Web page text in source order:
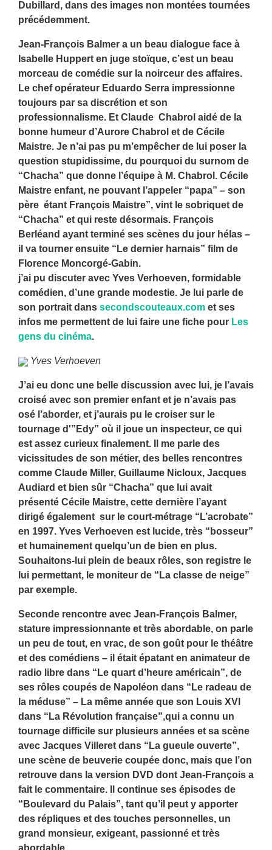
Dubillard, dans des images non montées tournées
précédemment.
Jean-François Balmer a un beau dialogue face à
Isabelle Huppert en juge stoïque, c’est un beau
morceau de comédie sur la noirceur des affaires.
Le chef opérateur Eduardo Serra impressionne
toujours par sa discrétion et son
professionnalisme. Et Claude Chabrol aidé de la
bonne humeur d’Aurore Chabrol et de Cécile
Maistre. Je n’ai pas pu m’empêcher de lui poser la
question stupidissime, du pourquoi du surnom de
“Chacha” que donne l’équipe à M. Chabrol. Cécile
Maistre enfant, ne pouvant l’appeler “papa” – son
père étant François Maistre”, vint le sobriquet de
“Chacha” et qui reste désormais. François
Berléand ayant terminé ses scènes du jour hélas –
il va tourner ensuite “Le dernier harnais” film de
Florence Moncorgé-Gabin.
j’ai pu discuter avec Yves Verhoeven, formidable
comédien, d’une grande modestie. Je lui parle de
son portrait dans secondscouteaux.com et ses
infos me permettent de lui faire une fiche pour Les
gens du cinéma.
Yves Verhoeven
J’ai eu donc une belle discussion avec lui, je l’avais
croisé avec son premier enfant et je n’avais pas
osé l’aborder, et j’aurais pu le croiser sur le
tournage d'”Edy” où il joue un inspecteur, ce qui
est assez curieux finalement. Il me parle des
vicissitudes de son métier, des belles rencontres
comme Claude Miller, Guillaume Nicloux, Jacques
Audiard et bien sûr “Chacha” que lui avait
présenté Cécile Maistre, cette dernière l’ayant
dirigé également sur le court-métrage “L’acrobate”
en 1997. Yves Verhoeven est lucide, très “bosseur”
et humainement quelqu’un de bien en plus.
Souhaitons-lui plein de beaux rôles, son registre le
lui permettant, le moniteur de “La classe de neige”
par exemple.
Seconde rencontre avec Jean-François Balmer,
stature impressionnante et très abordable, on parle
un peu de tout, en vrac, de son goût pour le théâtre
et des comédiens – il était épatant en animateur de
radio libre dans “Le quart d’heure américain”, de
ses rôles coupés de Napoléon dans “Le radeau de
la méduse” – La même année que son Louis XVI
dans “La Révolution française”,qui a connu un
tournage difficile sur plusieurs années et sa scène
avec Jacques Villeret dans “La gueule ouverte”,
une scène de beuverie coupée donc, mais que l’on
retrouve dans la version DVD dont Jean-François a
fait le commentaire. Il continue ses épisodes de
“Boulevard du Palais”, tant qu’il peut y apporter
des répliques et des touches personnelles, un
grand monsieur, exigeant, passionné et très
abordable.